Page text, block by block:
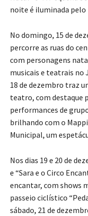
noite é iluminada pelo
No domingo, 15 de
percorre as ruas do
com personagens
musicais e teatrais no
18 de dezembro traz
teatro, com destaque
performances de
brilhando com o
Municipal, um
Nos dias 19 e 20 de
e “Sara e o Circo
encantar, com shows
passeio ciclístico
sábado, 21 de